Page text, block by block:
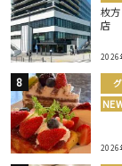
枚
店
2026
2026